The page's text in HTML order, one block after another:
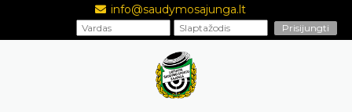
info@saudymosajunga.lt